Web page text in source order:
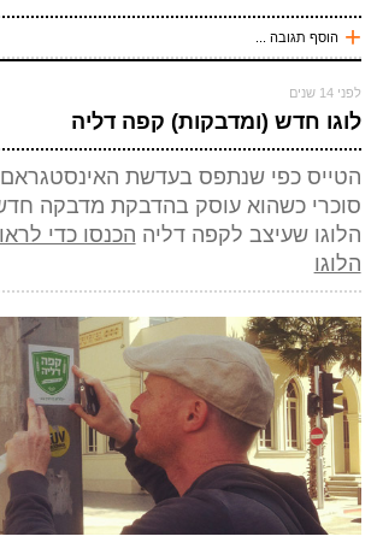
שלח תגובה
+ הוסף תגובה ...
*מייל (אף אחד לא יראה אותו)
*אנטי ספאם - באיזה כלי
(חובה)
לפני 14 שנים
לוגו חדש (ומדבקות) קפה דליה
הטייס כפי שנתפס בעדשת האינסטגראם
סוכרי כשהוא עוסק בהדבקת מדבקה
הלוגו שעיצב לקפה דליה הכנסו כדי
הלוגו